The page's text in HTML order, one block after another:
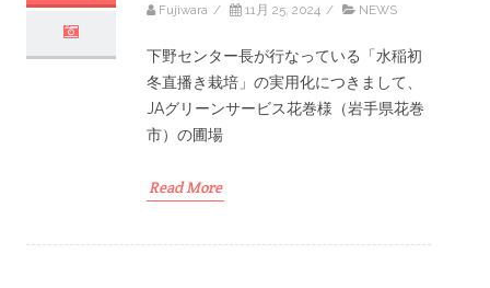
Fujiwara / 11月 25, 2024 / NEWS
下野センター長が行なっている「水稲初
冬直播き栽培」の実用化につきまして、
JAグリーンサービス花巻様（岩手県花巻
市）の圃場
Read More